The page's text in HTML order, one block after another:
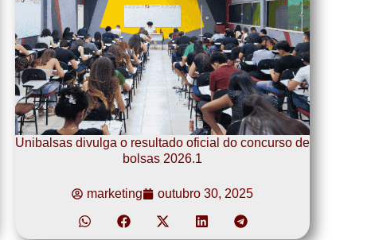
Unibalsas divulga o resultado oficial do concurso de
bolsas 2026.1
marketing outubro 30, 2025